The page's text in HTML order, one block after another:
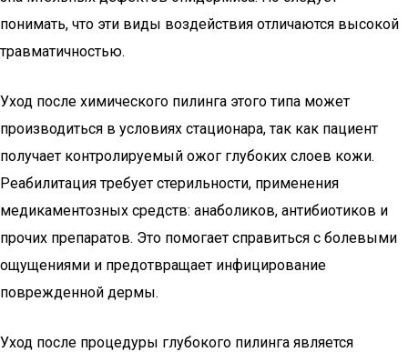
понимать, что эти виды воздействия отличаются высокой
травматичностью.
Уход после химического пилинга этого типа может
производиться в условиях стационара, так как пациент
получает контролируемый ожог глубоких слоев кожи.
Реабилитация требует стерильности, применения
медикаментозных средств: анаболиков, антибиотиков и
прочих препаратов. Это помогает справиться с болевыми
ощущениями и предотвращает инфицирование
поврежденной дермы.
Уход после процедуры глубокого пилинга является